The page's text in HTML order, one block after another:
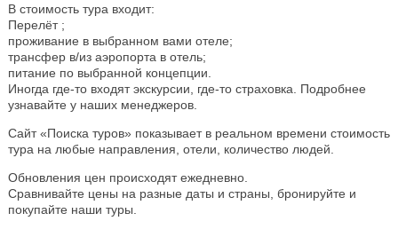
В стоимость тура входит:
Перелёт ;
проживание в выбранном вами отеле;
трансфер в/из аэропорта в отель;
питание по выбранной концепции.
Иногда где-то входят экскурсии, где-то страховка. Подробнее
узнавайте у наших менеджеров.
Сайт «Поиска туров» показывает в реальном времени стоимость
тура на любые направления, отели, количество людей.
Обновления цен происходят ежедневно.
Сравнивайте цены на разные даты и страны, бронируйте и
покупайте наши туры.